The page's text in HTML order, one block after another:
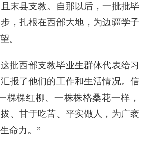
末县支教。自那以后，一批批毕
，扎根在西部大地，为边疆学子
。
批西部支教毕业生群体代表给习
报了他们的工作和生活情况。信
棵棵红柳、一株株格桑花一样，
、甘于吃苦、平实做人，为广袤
命力。”